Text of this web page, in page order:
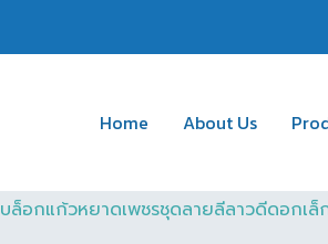
Home About Us
บล็อกแก้วหยาดเพชรชุดลายลีลาวดีดอกเ